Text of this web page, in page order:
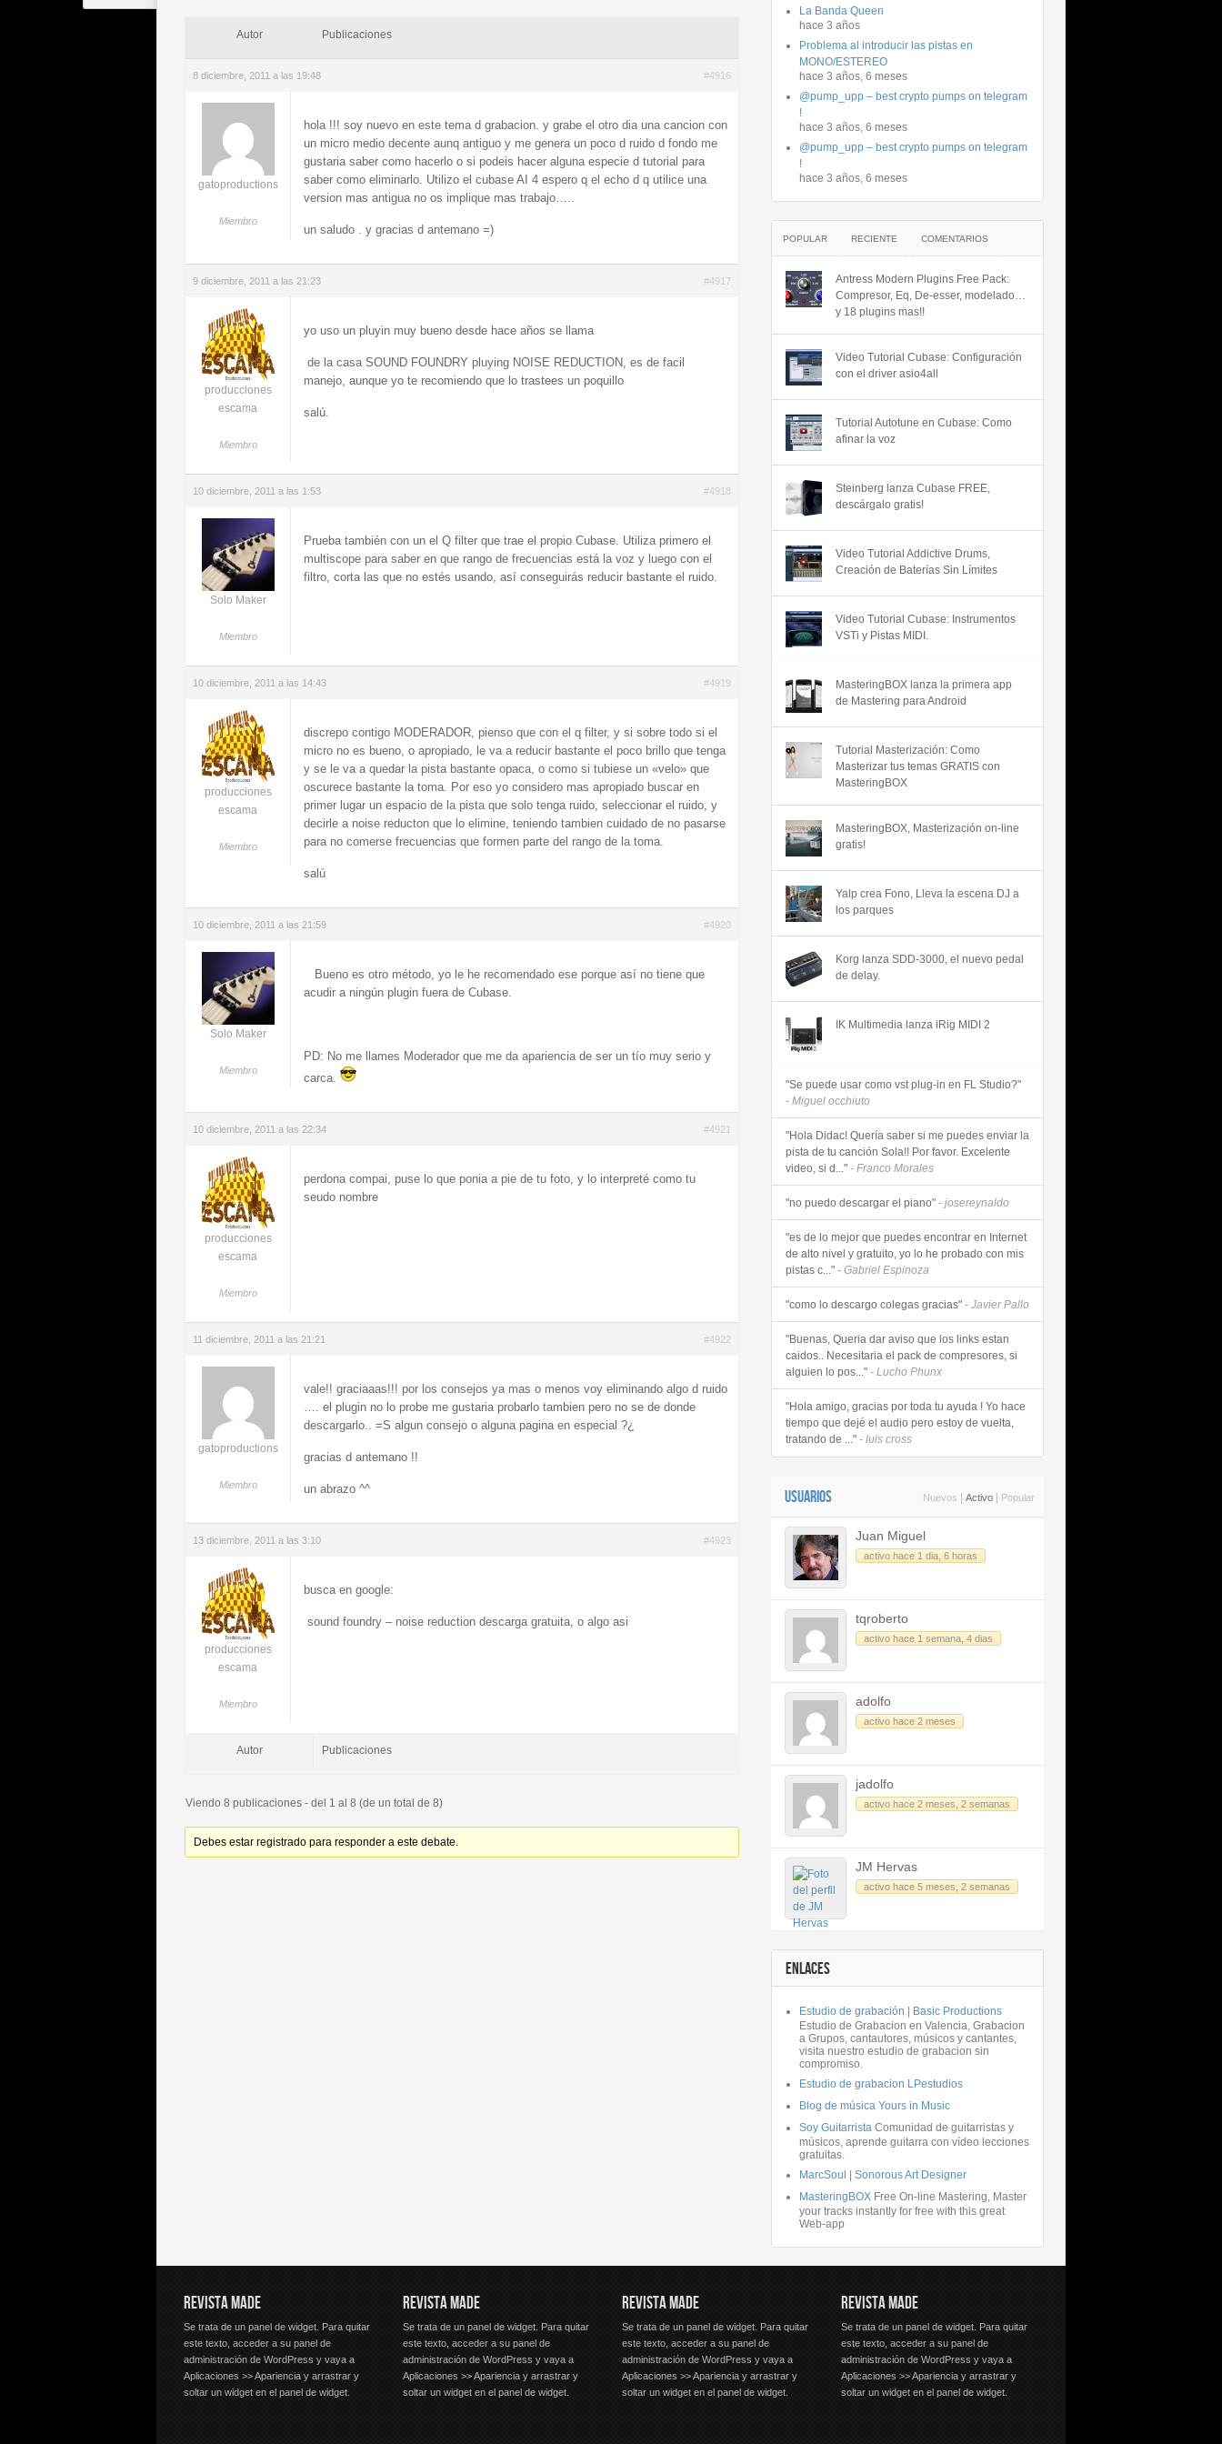
Autor Publicaciones
8 diciembre, 2011 a las 19:48 #4916
gatoproductions
Miembro
hola !!! soy nuevo en este tema d grabacion. y grabe el otro dia una cancion con
un micro medio decente aunq antiguo y me genera un poco d ruido d fondo me
gustaria saber como hacerlo o si podeis hacer alguna especie d tutorial para
saber como eliminarlo. Utilizo el cubase AI 4 espero q el echo d q utilice una
version mas antigua no os implique mas trabajo…..
un saludo . y gracias d antemano =)
9 diciembre, 2011 a las 21:23 #4917
producciones
escama
Miembro
yo uso un pluyin muy bueno desde hace años se llama
de la casa SOUND FOUNDRY pluying NOISE REDUCTION, es de facil
manejo, aunque yo te recomiendo que lo trastees un poquillo
salú.
10 diciembre, 2011 a las 1:53 #4918
Solo Maker
Miembro
Prueba también con un el Q filter que trae el propio Cubase. Utiliza primero el
multiscope para saber en que rango de frecuencias está la voz y luego con el
filtro, corta las que no estés usando, así conseguirás reducir bastante el ruido.
10 diciembre, 2011 a las 14:43 #4919
producciones
escama
Miembro
discrepo contigo MODERADOR, pienso que con el q filter, y si sobre todo si el
micro no es bueno, o apropiado, le va a reducir bastante el poco brillo que tenga
y se le va a quedar la pista bastante opaca, o como si tubiese un «velo» que
oscurece bastante la toma. Por eso yo considero mas apropiado buscar en
primer lugar un espacio de la pista que solo tenga ruido, seleccionar el ruido, y
decirle a noise reducton que lo elimine, teniendo tambien cuidado de no pasarse
para no comerse frecuencias que formen parte del rango de la toma.
salú
10 diciembre, 2011 a las 21:59 #4920
Solo Maker
Miembro
Bueno es otro método, yo le he recomendado ese porque así no tiene que
acudir a ningún plugin fuera de Cubase.
PD: No me llames Moderador que me da apariencia de ser un tío muy serio y
carca.
10 diciembre, 2011 a las 22:34 #4921
producciones
escama
Miembro
perdona compai, puse lo que ponia a pie de tu foto, y lo interpreté como tu
seudo nombre
11 diciembre, 2011 a las 21:21 #4922
gatoproductions
Miembro
vale!! graciaaas!!! por los consejos ya mas o menos voy eliminando algo d ruido
…. el plugin no lo probe me gustaria probarlo tambien pero no se de donde
descargarlo.. =S algun consejo o alguna pagina en especial ?¿
gracias d antemano !!
un abrazo ^^
13 diciembre, 2011 a las 3:10 #4923
producciones
escama
Miembro
busca en google:
sound foundry – noise reduction descarga gratuita, o algo asi
Autor Publicaciones
Viendo 8 publicaciones - del 1 al 8 (de un total de 8)
Debes estar registrado para responder a este debate.
La Banda Queen
hace 3 años
Problema al introducir las pistas en
MONO/ESTEREO
hace 3 años, 6 meses
@pump_upp – best crypto pumps on telegram
!
hace 3 años, 6 meses
@pump_upp – best crypto pumps on telegram
!
hace 3 años, 6 meses
POPULAR RECIENTE COMENTARIOS
Antress Modern Plugins Free Pack:
Compresor, Eq, De-esser, modelado…
y 18 plugins mas!!
Video Tutorial Cubase: Configuración
con el driver asio4all
Tutorial Autotune en Cubase: Como
afinar la voz
Steinberg lanza Cubase FREE,
descárgalo gratis!
Video Tutorial Addictive Drums,
Creación de Baterías Sin Límites
Video Tutorial Cubase: Instrumentos
VSTi y Pistas MIDI.
MasteringBOX lanza la primera app
de Mastering para Android
Tutorial Masterización: Como
Masterizar tus temas GRATIS con
MasteringBOX
MasteringBOX, Masterización on-line
gratis!
Yalp crea Fono, Lleva la escena DJ a
los parques
Korg lanza SDD-3000, el nuevo pedal
de delay.
IK Multimedia lanza iRig MIDI 2
"Se puede usar como vst plug-in en FL Studio?"
- Miguel occhiuto
"Hola Didac! Quería saber si me puedes enviar la
pista de tu canción Sola!! Por favor. Excelente
video, si d..." - Franco Morales
"no puedo descargar el piano" - josereynaldo
"es de lo mejor que puedes encontrar en Internet
de alto nivel y gratuito, yo lo he probado con mis
pistas c..." - Gabriel Espinoza
"como lo descargo colegas gracias" - Javier Pallo
"Buenas, Queria dar aviso que los links estan
caidos.. Necesitaria el pack de compresores, si
alguien lo pos..." - Lucho Phunx
"Hola amigo, gracias por toda tu ayuda ! Yo hace
tiempo que dejé el audio pero estoy de vuelta,
tratando de ..." - luis cross
USUARIOS Nuevos Activo Popular
Juan Miguel
activo hace 1 dia, 6 horas
tqroberto
activo hace 1 semana, 4 dias
adolfo
activo hace 2 meses
jadolfo
activo hace 2 meses, 2 semanas
JM Hervas
activo hace 5 meses, 2 semanas
ENLACES
Estudio de grabación | Basic Productions
Estudio de Grabacion en Valencia, Grabacion
a Grupos, cantautores, músicos y cantantes,
visita nuestro estudio de grabacion sin
compromiso.
Estudio de grabacion LPestudios
Blog de música Yours in Music
Soy Guitarrista Comunidad de guitarristas y
músicos, aprende guitarra con vídeo lecciones
gratuitas.
MarcSoul | Sonorous Art Designer
MasteringBOX Free On-line Mastering, Master
your tracks instantly for free with this great
Web-app
REVISTA MADE
Se trata de un panel de widget. Para quitar
este texto, acceder a su panel de
administración de WordPress y vaya a
Aplicaciones >> Apariencia y arrastrar y
soltar un widget en el panel de widget.
REVISTA MADE
Se trata de un panel de widget. Para quitar
este texto, acceder a su panel de
administración de WordPress y vaya a
Aplicaciones >> Apariencia y arrastrar y
soltar un widget en el panel de widget.
REVISTA MADE
Se trata de un panel de widget. Para quitar
este texto, acceder a su panel de
administración de WordPress y vaya a
Aplicaciones >> Apariencia y arrastrar y
soltar un widget en el panel de widget.
REVISTA MADE
Se trata de un panel de widget. Para quitar
este texto, acceder a su panel de
administración de WordPress y vaya a
Aplicaciones >> Apariencia y arrastrar y
soltar un widget en el panel de widget.